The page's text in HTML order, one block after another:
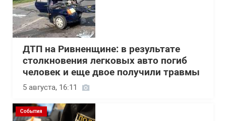
ДТП на Ривненщине: в результате
столкновения легковых авто погиб
человек и еще двое получили травмы
5 августа, 16:11
События